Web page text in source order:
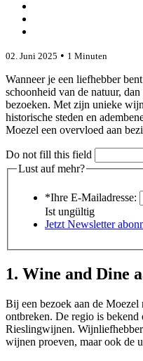
02. Juni 2025 • 1 Minuten
Wanneer je een liefhebber
schoonheid van de natuur, dan
bezoeken. Met zijn unieke
historische steden en
Moezel een overvloed aan
Do not fill this field
Lust auf mehr?
*Ihre E-Mailadresse:
Ist ungültig
Jetzt Newsletter
1. Wine and Dine
Bij een bezoek aan de
ontbreken. De regio is
Rieslingwijnen.
wijnen proeven, maar ook de